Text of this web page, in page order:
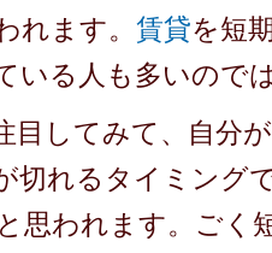
れます。 賃貸を短
いる人も多いので
目してみて、自分
切れるタイミング
思われます。ごく